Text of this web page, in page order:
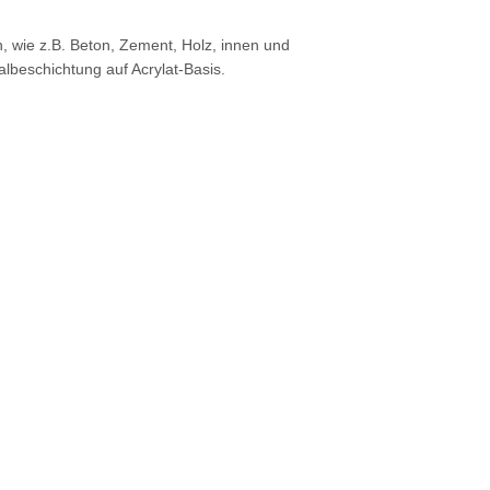
wie z.B. Beton, Zement, Holz, innen und
auf Acrylat-Basis.